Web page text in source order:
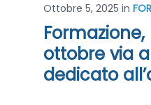
Ottobre 5, 2025 in
ottobre via
dedicato